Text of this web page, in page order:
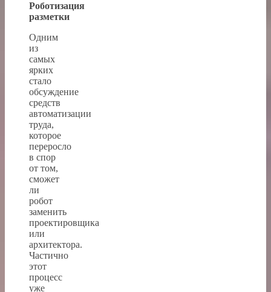
Роботизация
разметки
Одним
из
самых
ярких
стало
обсуждение
средств
автоматизации
труда,
которое
переросло
в спор
от том,
сможет
ли
робот
заменить
проектировщика
или
архитектора.
Частично
этот
процесс
уже